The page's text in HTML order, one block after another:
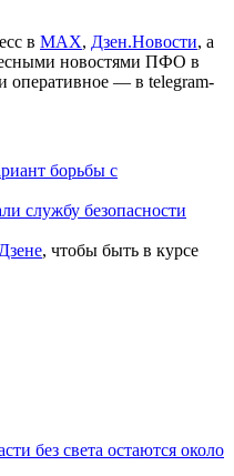
в МАХ, Дзен.Новости, а
новостями ПФО в
оперативное — в telegram-
борьбы с
службу безопасности
Дзене, чтобы быть в курсе
без света остаются около